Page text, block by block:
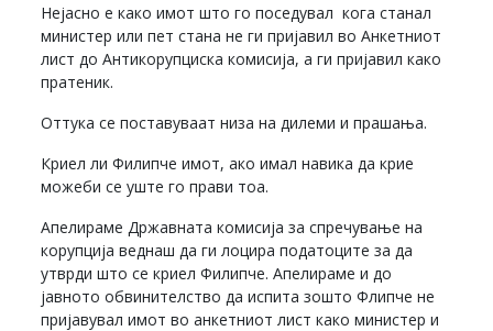
Нејасно е како имот што го поседувал кога станал
министер или пет стана не ги пријавил во Анкетниот
лист до Антикорупциска комисија, а ги пријавил како
пратеник.
Оттука се поставуваат низа на дилеми и прашања.
Криел ли Филипче имот, ако имал навика да крие
можеби се уште го прави тоа.
Апелираме Државната комисија за спречување на
корупција веднаш да ги лоцира податоците за да
утврди што се криел Филипче. Апелираме и до
јавното обвинителство да испита зошто Флипче не
пријавувал имот во анкетниот лист како министер и